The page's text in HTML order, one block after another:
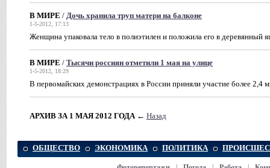
В МИРЕ / Дочь хранила труп матери на балконе
1-5-2012, 17:13
Женщина упаковала тело в полиэтилен и положила его в деревянный
В МИРЕ / Тысячи россиян отметили 1 мая на улице
1-5-2012, 18:29
В первомайских демонстрациях в России приняли участие более 2,4
АРХИВ ЗА 1 МАЯ 2012 ГОДА ← Назад
ОБЩЕСТВО ЭКОНОМИКА ПОЛИТИКА